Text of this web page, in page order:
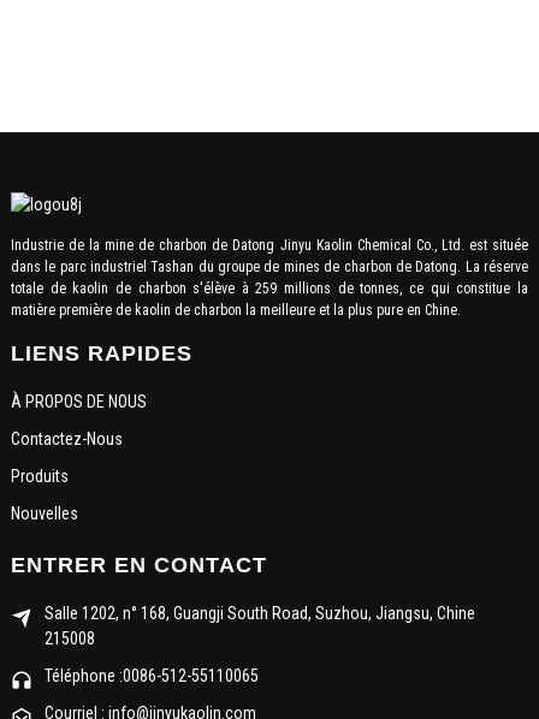
Industrie de la mine de charbon de Datong Jinyu Kaolin Chemical Co., Ltd. est située
dans le parc industriel Tashan du groupe de mines de charbon de Datong. La réserve
totale de kaolin de charbon s'élève à 259 millions de tonnes, ce qui constitue la
matière première de kaolin de charbon la meilleure et la plus pure en Chine.
LIENS RAPIDES
À PROPOS DE NOUS
Contactez-Nous
Produits
Nouvelles
ENTRER EN CONTACT
Salle 1202, n° 168, Guangji South Road, Suzhou, Jiangsu, Chine
215008
Téléphone :0086-512-55110065
Courriel : info@jinyukaolin.com